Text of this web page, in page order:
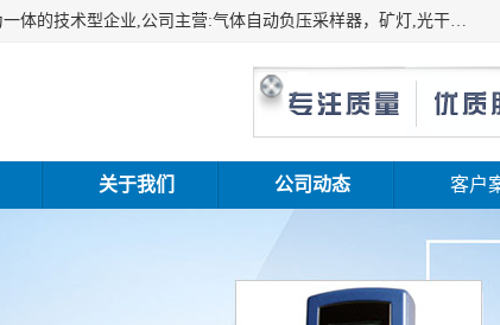
山东振达工矿设备有限公司是集科研开发、生产加工、电子商务为一体的技术型企业,公司主营:气体自动负压采样器，矿灯,光干涉甲烷测定器及其校验仪,甲烷报警仪及其校验装置,甲烷传感器校验装置,粉尘校验装置,煤尘爆炸校验装置,高压水表,三点测径规,圆型规,钢规磨耗仪,第四种检查器,内距尺,轮径尺,样板等铁路配件仪表,矿用设备等产品.
关于我们 公司动态 客户